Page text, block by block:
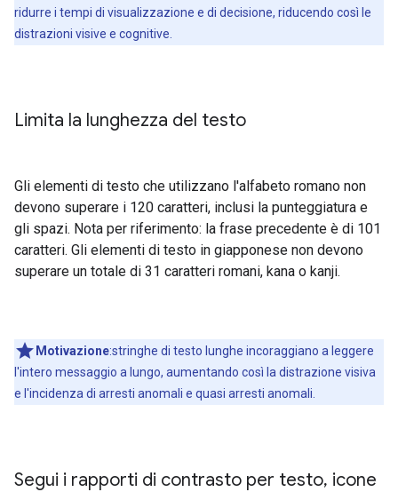
ridurre i tempi di visualizzazione e di decisione, riducendo così le
distrazioni visive e cognitive.
Limita la lunghezza del testo
Gli elementi di testo che utilizzano l'alfabeto romano non
devono superare i 120 caratteri, inclusi la punteggiatura e
gli spazi. Nota per riferimento: la frase precedente è di 101
caratteri. Gli elementi di testo in giapponese non devono
superare un totale di 31 caratteri romani, kana o kanji.
Motivazione:stringhe di testo lunghe incoraggiano a leggere
l'intero messaggio a lungo, aumentando così la distrazione visiva
e l'incidenza di arresti anomali e quasi arresti anomali.
Segui i rapporti di contrasto per testo, icone